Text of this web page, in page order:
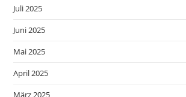
Juli 2025
Juni 2025
Mai 2025
April 2025
März 2025